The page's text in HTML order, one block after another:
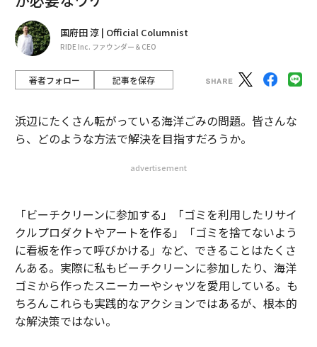
国府田 淳 | Official Columnist
RIDE Inc. ファウンダー＆CEO
著者フォロー 記事を保存
浜辺にたくさん転がっている海洋ごみの問題。皆さんな
ら、どのような方法で解決を目指すだろうか。
advertisement
「ビーチクリーンに参加する」「ゴミを利用したリサイ
クルプロダクトやアートを作る」「ゴミを捨てないよう
に看板を作って呼びかける」など、できることはたくさ
んある。実際に私もビーチクリーンに参加したり、海洋
ゴミから作ったスニーカーやシャツを愛用している。も
ちろんこれらも実践的なアクションではあるが、根本的
な解決策ではない。